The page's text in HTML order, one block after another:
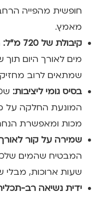
חופשית מהפייה
מאמץ.
קיבולת של 720 מ"ל:
מים לאורך היום
שמתאים לרוב
בסיס גומי ליציבות:
המונעת החלקה על
מכות ומאפשרת
שמירה על קור
המבטיח שהמים
שעות ארוכות, מבלי
ידית נשיאה רב-